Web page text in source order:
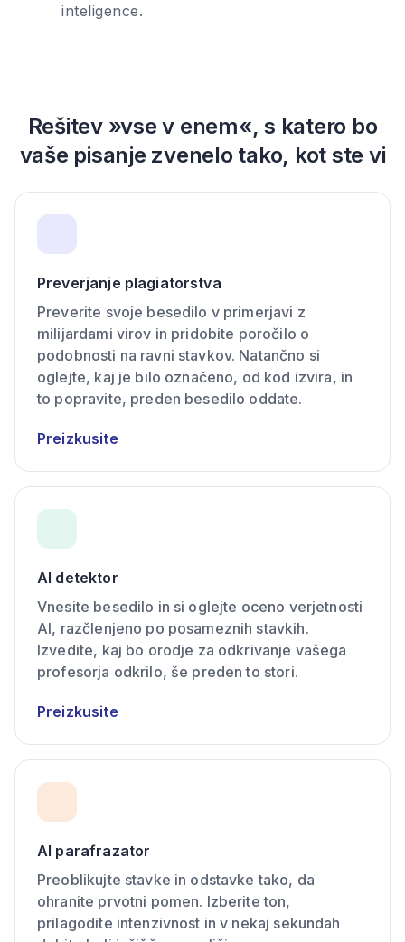
inteligence.
Rešitev »vse v enem«, s katero bo
vaše pisanje zvenelo tako, kot ste vi
Preverjanje plagiatorstva
Preverite svoje besedilo v primerjavi z
milijardami virov in pridobite poročilo o
podobnosti na ravni stavkov. Natančno si
oglejte, kaj je bilo označeno, od kod izvira, in
to popravite, preden besedilo oddate.
Preizkusite
AI detektor
Vnesite besedilo in si oglejte oceno verjetnosti
AI, razčlenjeno po posameznih stavkih.
Izvedite, kaj bo orodje za odkrivanje vašega
profesorja odkrilo, še preden to stori.
Preizkusite
AI parafrazator
Preoblikujte stavke in odstavke tako, da
ohranite prvotni pomen. Izberite ton,
prilagodite intenzivnost in v nekaj sekundah